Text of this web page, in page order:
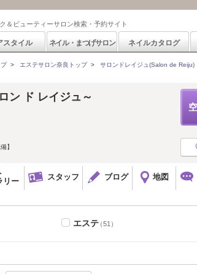
＆ビューティーサロン検索・予約サイト
スタイル ネイル・まつげサロン ネイルカタログ
> エステサロン奈良トップ> サロンドレイジュ(Salon de Reiju)
ド レイジュ～
】
リー
スタッフ ブログ 地図
エステ（51）